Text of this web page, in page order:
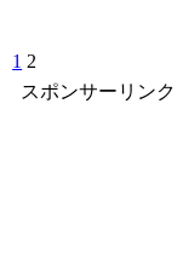
1 2
スポンサーリンク